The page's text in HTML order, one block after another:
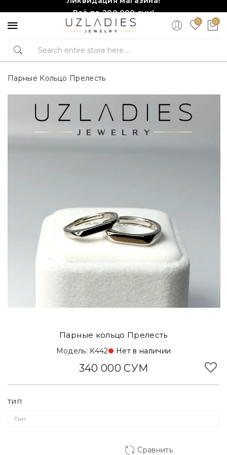
Всё по 200,000 сум!
Торопитесь, количество ограничено!❤️!0 0
Парные Кольцо Прелесть
Парные кольцо Прелесть
Модель: K442 Нет в наличии
340 000 СУМ
тип
Сравнить